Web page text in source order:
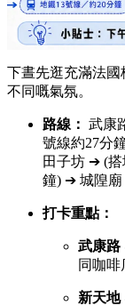
下晝先逛充滿法
不同嘅氣氛。
路線： 武康
號線約27分
田子坊 ➔ (
鐘) ➔ 城隍廟
打卡重點：
武康路
同咖啡
新天地